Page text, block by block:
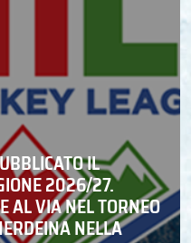
IL
2026/27.
AL VIA NEL TORNEO
NELLA